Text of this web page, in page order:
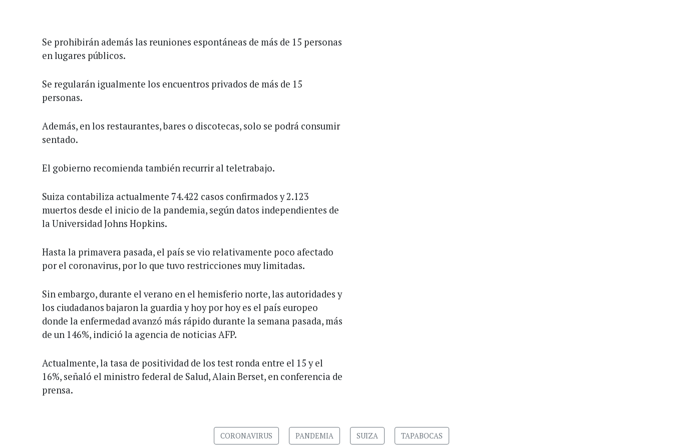
Se prohibirán además las reuniones espontáneas de más de 15 personas
en lugares públicos.
Se regularán igualmente los encuentros privados de más de 15
personas.
Además, en los restaurantes, bares o discotecas, solo se podrá consumir
sentado.
El gobierno recomienda también recurrir al teletrabajo.
Suiza contabiliza actualmente 74.422 casos confirmados y 2.123
muertos desde el inicio de la pandemia, según datos independientes de
la Universidad Johns Hopkins.
Hasta la primavera pasada, el país se vio relativamente poco afectado
por el coronavirus, por lo que tuvo restricciones muy limitadas.
Sin embargo, durante el verano en el hemisferio norte, las autoridades y
los ciudadanos bajaron la guardia y hoy por hoy es el país europeo
donde la enfermedad avanzó más rápido durante la semana pasada, más
de un 146%, indició la agencia de noticias AFP.
Actualmente, la tasa de positividad de los test ronda entre el 15 y el
16%, señaló el ministro federal de Salud, Alain Berset, en conferencia de
prensa.
CORONAVIRUS PANDEMIA SUIZA TAPABOCAS